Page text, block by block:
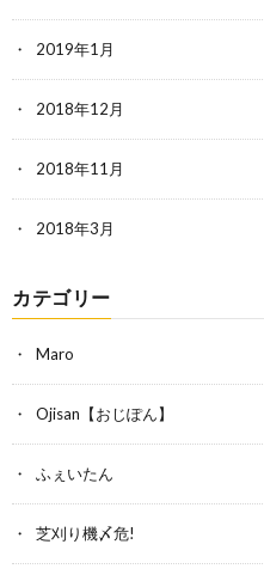
2019年1月
2018年12月
2018年11月
2018年3月
カテゴリー
Maro
Ojisan【おじぽん】
ふぇいたん
芝刈り機〆危!